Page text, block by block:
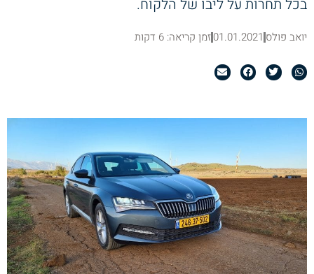
בכל תחרות על ליבו של הלקוח.
יואב פולס 01.01.2021זמן קריאה: 6 דקות